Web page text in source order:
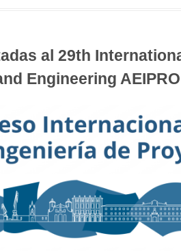
al 29th
Engineering